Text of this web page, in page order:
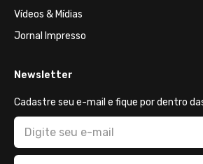
Vídeos & Mídias
Jornal Impresso
Newsletter
Cadastre seu e-mail e fique por dentro